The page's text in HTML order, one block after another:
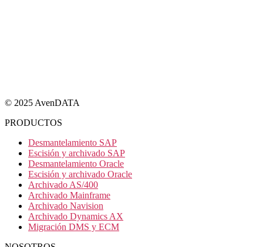
© 2025 AvenDATA
PRODUCTOS
Desmantelamiento SAP
Escisión y archivado SAP
Desmantelamiento Oracle
Escisión y archivado Oracle
Archivado AS/400
Archivado Mainframe
Archivado Navision
Archivado Dynamics AX
Migración DMS y ECM